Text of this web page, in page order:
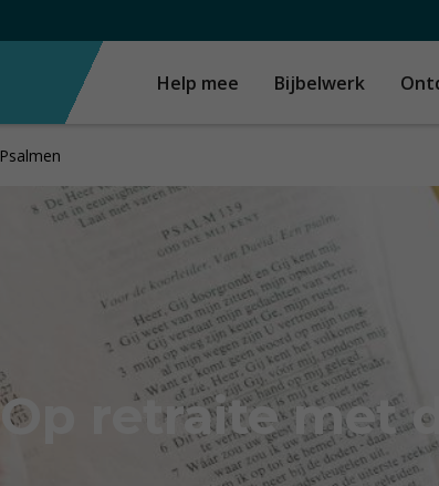
Help mee Bijbelwerk
Psalmen
Op retraite met